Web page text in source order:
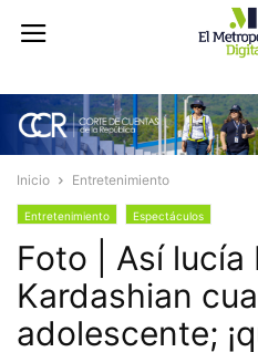
Inicio Entretenimiento
Entretenimiento Espectáculos
Foto | Así lucía
Kardashian
adolescente;